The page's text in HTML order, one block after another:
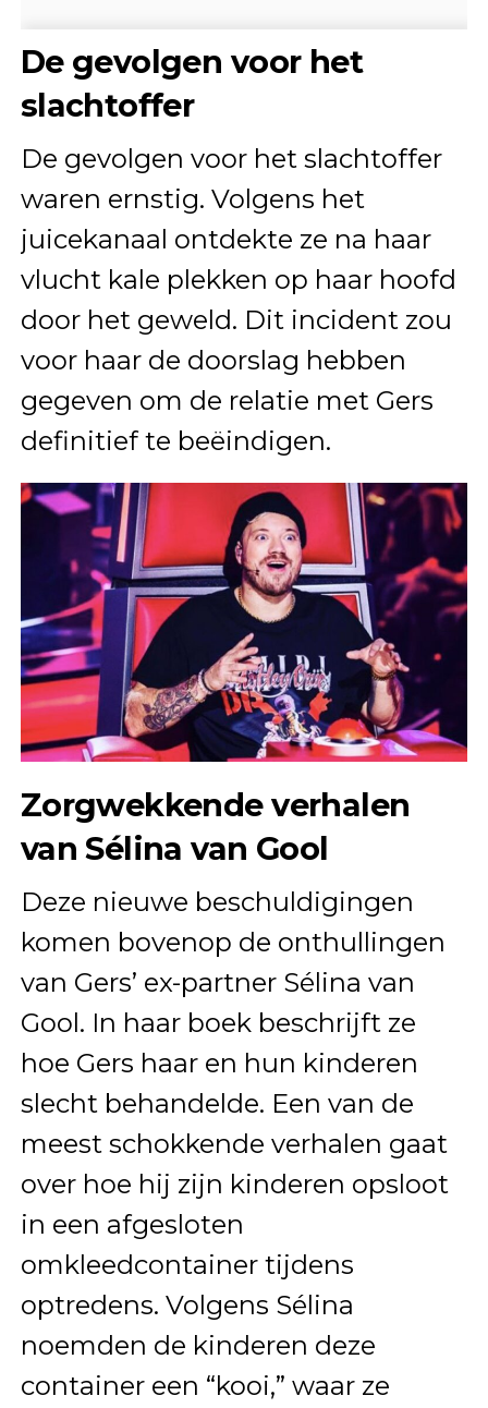
De gevolgen voor het
slachtoffer
De gevolgen voor het slachtoffer
waren ernstig. Volgens het
juicekanaal ontdekte ze na haar
vlucht kale plekken op haar hoofd
door het geweld. Dit incident zou
voor haar de doorslag hebben
gegeven om de relatie met Gers
definitief te beëindigen.
Zorgwekkende verhalen
van Sélina van Gool
Deze nieuwe beschuldigingen
komen bovenop de onthullingen
van Gers’ ex-partner Sélina van
Gool. In haar boek beschrijft ze
hoe Gers haar en hun kinderen
slecht behandelde. Een van de
meest schokkende verhalen gaat
over hoe hij zijn kinderen opsloot
in een afgesloten
omkleedcontainer tijdens
optredens. Volgens Sélina
noemden de kinderen deze
container een “kooi,” waar ze